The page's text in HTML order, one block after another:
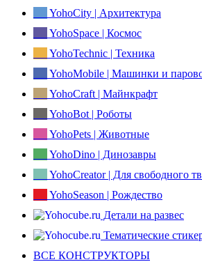
YohoCity | Архитектура
YohoSpace | Космос
YohoTechnic | Техника
YohoMobile | Машинки и
YohoCraft | Майнкрафт
YohoBot | Роботы
YohoPets | Животные
YohoDino | Динозавры
YohoCreator | Для свободного
YohoSeason | Рождество
Детали на развес
Тематические
ВСЕ КОНСТРУКТОРЫ